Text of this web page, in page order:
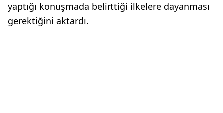
yaptığı konuşmada belirttiği ilkelere dayanması
gerektiğini aktardı.